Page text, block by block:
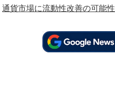
通貨市場に流動性改善の可能性